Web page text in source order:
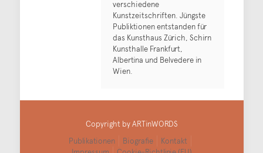
verschiedene
Kunstzeitschriften. Jüngste
Publiktionen entstanden für
das Kunsthaus Zürich, Schirn
Kunsthalle Frankfurt,
Albertina und Belvedere in
Wien.
Copyright by ARTinWORDS
Publikationen
Biografie
Kontakt